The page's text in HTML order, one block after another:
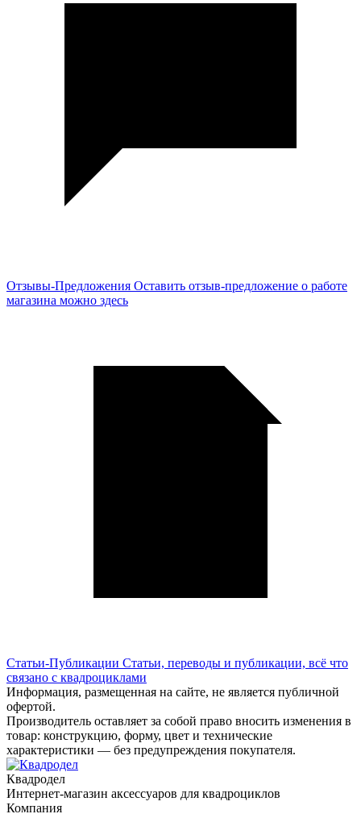
Отзывы-Предложения Оставить отзыв-предложение о работе
магазина можно здесь
Статьи-Публикации Статьи, переводы и публикации, всё что
связано с квадроциклами
Информация, размещенная на сайте, не является публичной
офертой.
Производитель оставляет за собой право вносить изменения в
товар: конструкцию, форму, цвет и технические
характеристики — без предупреждения покупателя.
Квадродел
Интернет-магазин аксессуаров для квадроциклов
Компания